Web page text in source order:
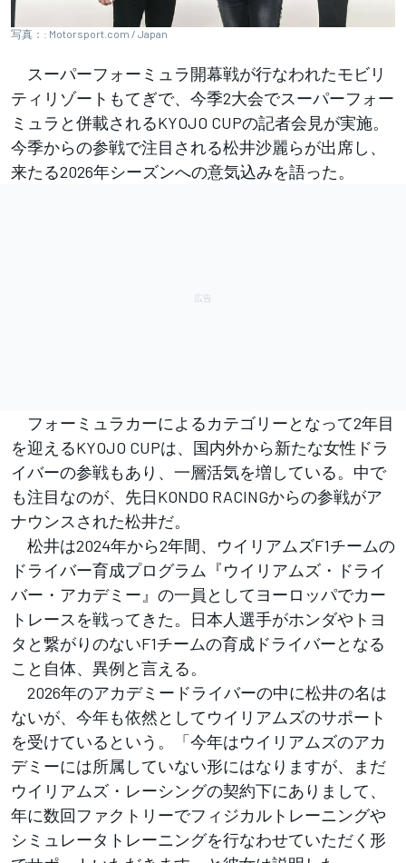
写真：: Motorsport.com / Japan
スーパーフォーミュラ開幕戦が行なわれたモビリ
ティリゾートもてぎで、今季2大会でスーパーフォー
ミュラと併載されるKYOJO CUPの記者会見が実施。
今季からの参戦で注目される松井沙麗らが出席し、
来たる2026年シーズンへの意気込みを語った。
フォーミュラカーによるカテゴリーとなって2年目
を迎えるKYOJO CUPは、国内外から新たな女性ドラ
イバーの参戦もあり、一層活気を増している。中で
も注目なのが、先日KONDO RACINGからの参戦がア
ナウンスされた松井だ。
松井は2024年から2年間、ウイリアムズF1チームの
ドライバー育成プログラム『ウイリアムズ・ドライ
バー・アカデミー』の一員としてヨーロッパでカー
トレースを戦ってきた。日本人選手がホンダやトヨ
タと繋がりのないF1チームの育成ドライバーとなる
こと自体、異例と言える。
2026年のアカデミードライバーの中に松井の名は
ないが、今年も依然としてウイリアムズのサポート
を受けているという。「今年はウイリアムズのアカ
デミーには所属していない形にはなりますが、まだ
ウイリアムズ・レーシングの契約下にありまして、
年に数回ファクトリーでフィジカルトレーニングや
シミュレータトレーニングを行なわせていただく形